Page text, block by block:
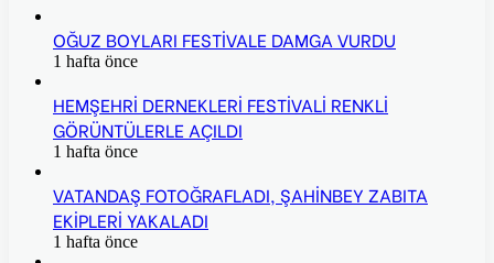
OĞUZ BOYLARI FESTİVALE DAMGA VURDU
1 hafta önce
HEMŞEHRİ DERNEKLERİ FESTİVALİ RENKLİ
GÖRÜNTÜLERLE AÇILDI
1 hafta önce
VATANDAŞ FOTOĞRAFLADI, ŞAHİNBEY ZABITA
EKİPLERİ YAKALADI
1 hafta önce